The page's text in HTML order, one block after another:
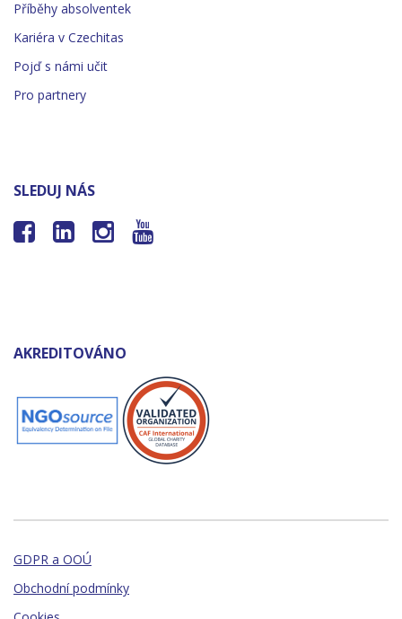
Příběhy absolventek
Kariéra v Czechitas
Pojď s námi učit
Pro partnery
SLEDUJ NÁS
   
AKREDITOVÁNO
GDPR a OOÚ
Obchodní podmínky